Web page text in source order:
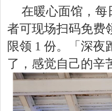
在暖心面馆，每
者可现场扫码免费
限领 1 份。「深
了，感觉自己的辛